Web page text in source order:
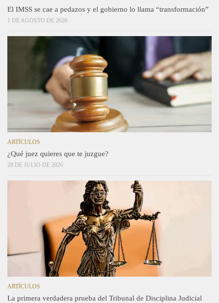
El IMSS se cae a pedazos y el gobierno lo llama “transformación”
1 DE AGOSTO DE 2026
ARTÍCULOS
¿Qué juez quieres que te juzgue?
28 DE JULIO DE 2026
ARTÍCULOS
La primera verdadera prueba del Tribunal de Disciplina Judicial